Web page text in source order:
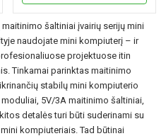
maitinimo šaltiniai įvairių serijų mini
naudojate mini kompiuterį – ir
projektuose itin
Tinkamai parinktas maitinimo
stabilų mini kompiuterio
5V/3A maitinimo šaltiniai,
detalės turi būti suderinami su
kompiuteriais. Tad būtinai